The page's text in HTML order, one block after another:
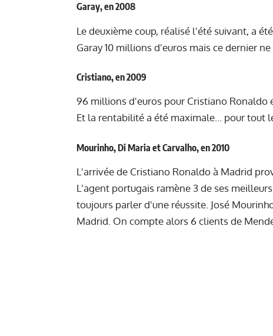
Garay, en 2008
Le deuxième coup, réalisé l'été suivant, a
Garay 10 millions d'euros mais ce dernier
Cristiano, en 2009
96 millions d'euros pour Cristiano
Et la rentabilité a été maximale... pour tout
Mourinho, Di Maria et Carvalho, en 2010
L'arrivée de Cristiano Ronaldo à Madrid
L'agent portugais ramène 3 de ses
toujours parler d'une réussite. José
Madrid. On compte alors 6 clients de